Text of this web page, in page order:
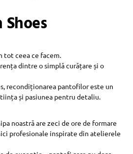
Shoes
tot ceea ce facem.
dintre o simplă curățare și o
recondiționarea pantofilor este un
și pasiunea pentru detaliu.
noastră are zeci de ore de formare
profesionale inspirate din atelierele